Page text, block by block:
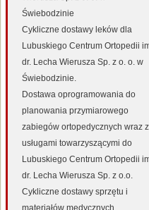
Świebodzinie
Cykliczne dostawy leków dla
Lubuskiego Centrum Ortopedii
dr. Lecha Wierusza Sp. z o. o. w
Świebodzinie.
Dostawa oprogramowania do
planowania przymiarowego
zabiegów ortopedycznych wraz z
usługami towarzyszącymi do
Lubuskiego Centrum Ortopedii
dr. Lecha Wierusza Sp. z o.o.
Cykliczne dostawy sprzętu i
materiałów medycznych